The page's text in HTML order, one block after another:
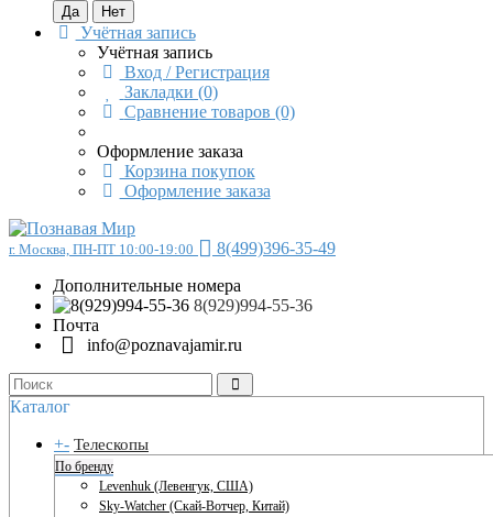
Учётная запись
Учётная запись
Вход / Регистрация
Закладки (0)
Сравнение товаров (0)
Оформление заказа
Корзина покупок
Оформление заказа
г. Москва, ПН-ПТ 10:00-19:00
8(499)396-35-49
Дополнительные номера
8(929)994-55-36
Почта
info@poznavajamir.ru
Каталог
+- Телескопы
По бренду
Levenhuk (Левенгук, США)
Sky-Watcher (Скай-Вотчер, Китай)